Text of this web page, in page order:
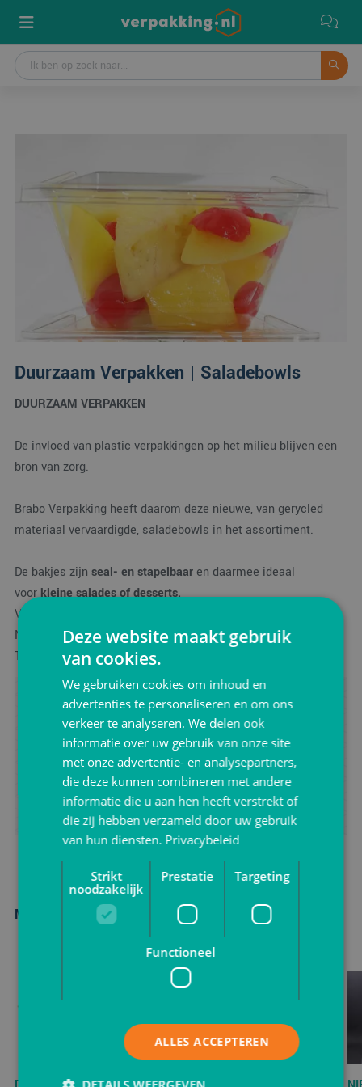
Duurzaam Verpakken | Saladebowls
DUURZAAM VERPAKKEN
De invloed van plastic verpakkingen op het milieu blijven een
bron van zorg.
Brabo Verpakking heeft daarom deze nieuwe, van gerycled
materiaal vervaardigde, saladebowls in het assortiment.
De bakjes zijn seal- en stapelbaar en daarmee ideaal
voorkleine salades of desserts.
Verkrijgbaar in
Neem vrijblijvend contact op voor een passend advies.
Tel. 076-5210985
Advies ontvangen?
Zoek je advies voor het verpakken van jouw product?
Neem vrijblijvend contact met ons op.
Ik wil advies
Meer nieuws
Deze website maakt gebruik
van cookies.
We gebruiken cookies om inhoud en
advertenties te personaliseren en om ons
verkeer te analyseren. We delen ook
informatie over uw gebruik van onze site
met onze advertentie- en analysepartners,
die deze kunnen combineren met andere
informatie die u aan hen heeft verstrekt of
die zij hebben verzameld door uw gebruik
van hun diensten. Privacybeleid
Strikt
noodzakelijk
Prestatie Targeting
Functioneel
ALLES ACCEPTEREN